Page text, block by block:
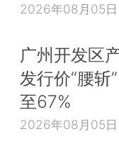
2026年08月05日
广州开发区
发行价“腰斩
至67%
2026年08月05日